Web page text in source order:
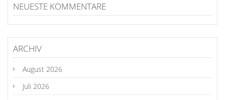
NEUESTE KOMMENTARE
ARCHIV
August 2026
Juli 2026